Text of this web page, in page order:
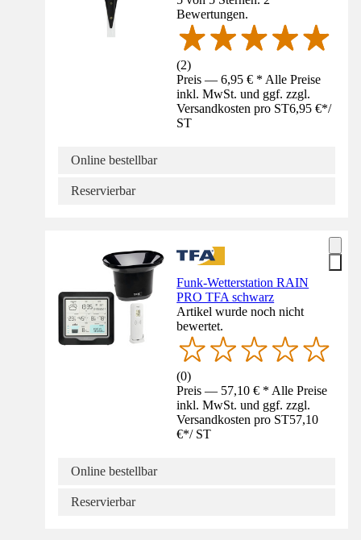
Bewertungen.
(2)
Preis — 6,95 € * Alle Preise
inkl. MwSt. und ggf. zzgl.
Versandkosten pro ST6,95 €*/
ST
Online bestellbar
Reservierbar
Funk-Wetterstation RAIN
PRO TFA schwarz
Artikel wurde noch nicht
bewertet.
(0)
Preis — 57,10 € * Alle Preise
inkl. MwSt. und ggf. zzgl.
Versandkosten pro ST57,10
€*/ ST
Online bestellbar
Reservierbar